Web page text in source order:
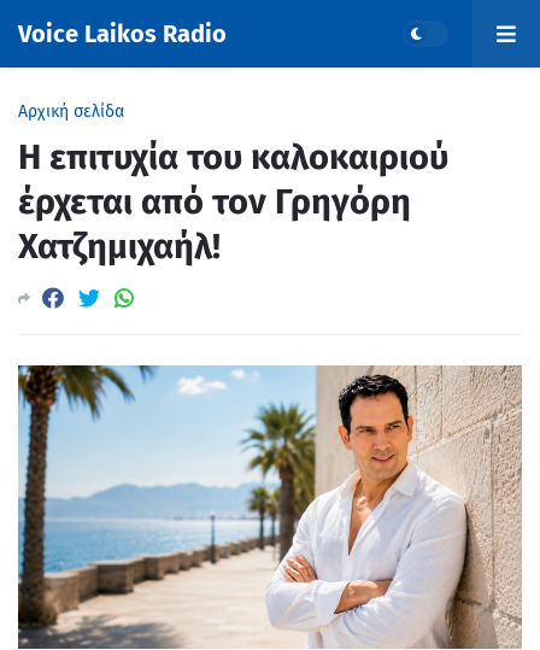
Voice Laikos Radio
Αρχική σελίδα
Η επιτυχία του καλοκαιριού
έρχεται από τον Γρηγόρη
Χατζημιχαήλ!